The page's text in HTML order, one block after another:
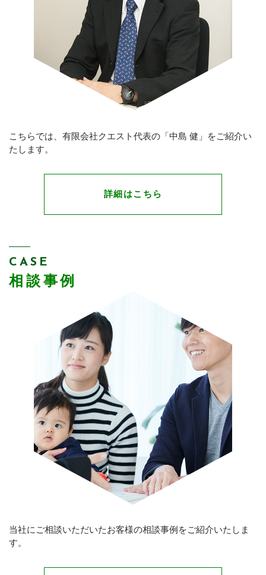
こちらでは、有限会社クエスト代表の「中島 健」をご紹介い
たします。
詳細はこちら
CASE
相談事例
当社にご相談いただいたお客様の相談事例をご紹介いたしま
す。